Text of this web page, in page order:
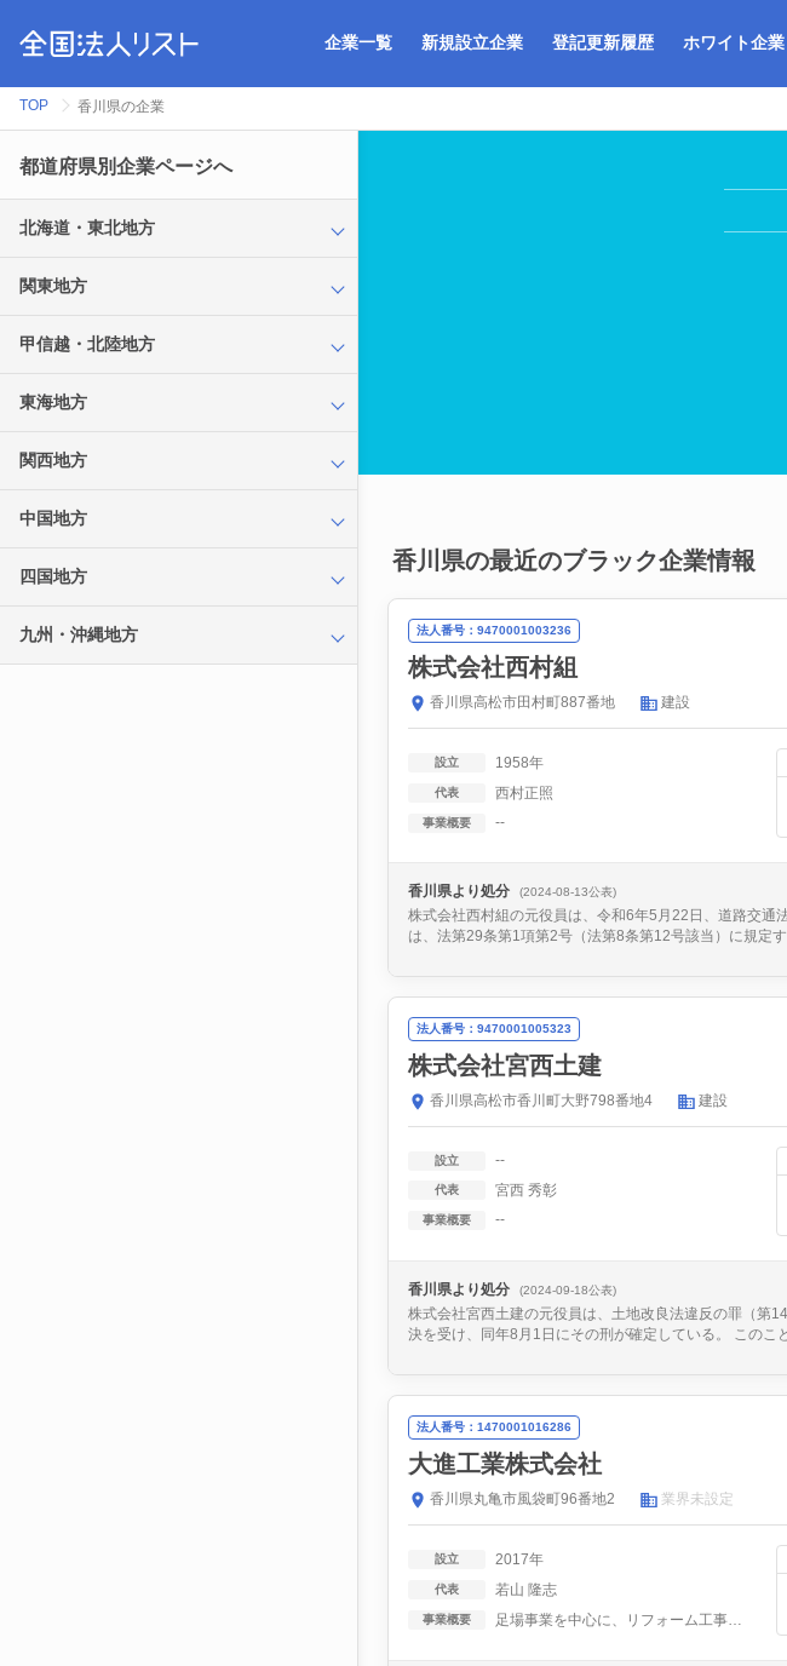
企業一覧 新規設立企業 登記更新履歴 ホワイト企業
TOP 香川県の企業
都道府県別企業ページへ
北海道・東北地方
関東地方
甲信越・北陸地方
東海地方
関西地方
中国地方
四国地方
九州・沖縄地方
香川県の最近のブラック企業情報
法人番号：9470001003236
株式会社西村組
香川県高松市田村町887番地 建設
設立 1958年
代表 西村正照
事業概要 --
香川県より処分 (2024-08-13公表)
株式会社西村組の元役員は、令和6年5月22日、道路交通
は、法第29条第1項第2号（法第8条第12号該当）に規定
法人番号：9470001005323
株式会社宮西土建
香川県高松市香川町大野798番地4 建設
設立 --
代表 宮西 秀彰
事業概要 --
香川県より処分 (2024-09-18公表)
株式会社宮西土建の元役員は、土地改良法違反の罪（第
決を受け、同年8月1日にその刑が確定している。 このこ
法人番号：1470001016286
大進工業株式会社
香川県丸亀市風袋町96番地2 業界未設定
設立 2017年
代表 若山 隆志
事業概要 足場事業を中心に、リフォーム工事全般、建設業全般と事業を拡...